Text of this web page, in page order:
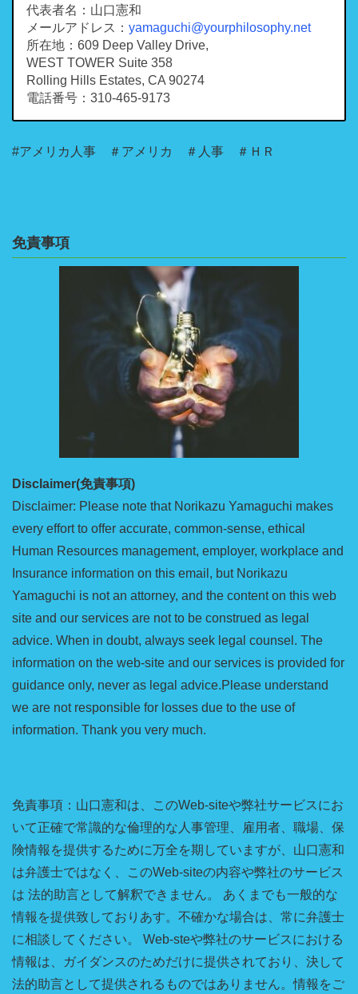
代表者名：山口憲和
メールアドレス： yamaguchi@yourphilosophy.net
所在地：609 Deep Valley Drive,
WEST TOWER Suite 358
Rolling Hills Estates, CA 90274
電話番号：310-465-9173
#アメリカ人事 ＃アメリカ ＃人事 ＃ＨＲ
免責事項
Disclaimer(免責事項)
Disclaimer: Please note that Norikazu Yamaguchi makes
every effort to offer accurate, common-sense, ethical
Human Resources management, employer, workplace and
Insurance information on this email, but Norikazu
Yamaguchi is not an attorney, and the content on this web
site and our services are not to be construed as legal
advice. When in doubt, always seek legal counsel. The
information on the web-site and our services is provided for
guidance only, never as legal advice.Please understand
we are not responsible for losses due to the use of
information. Thank you very much.
免責事項：山口憲和は、このWeb-siteや弊社サービスにお
いて正確で常識的な倫理的な人事管理、雇用者、職場、保
険情報を提供するために万全を期していますが、山口憲和
は弁護士ではなく、このWeb-siteの内容や弊社のサービス
は 法的助言として解釈できません。 あくまでも一般的な
情報を提供致しておりあす。不確かな場合は、常に弁護士
に相談してください。 Web-steや弊社のサービスにおける
情報は、ガイダンスのためだけに提供されており、決して
法的助言として提供されるものではありません。情報をご